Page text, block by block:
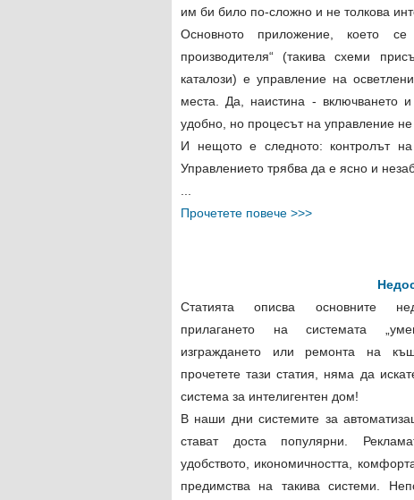
им би било по-сложно и не толкова
Основното приложение, което се
производителя“ (такива схеми
каталози) е управление на
места. Да, наистина - включването
удобно, но процесът на управление
И нещото е следното: контролът
Управлението трябва да е ясно и
Прочетете повече >>>
Статията описва основните
прилагането на системата
изграждането или ремонта на
прочетете тази статия, няма да
система за интелигентен дом!
В наши дни системите за
стават доста популярни.
удобството, икономичността,
предимства на такива системи.